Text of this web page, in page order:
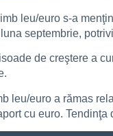
leu/euro s-a
septembrie,
de creştere a
leu/euro a rămas
cu euro.